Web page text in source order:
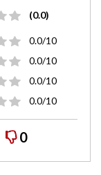
(0.0)
0.0/10
0.0/10
0.0/10
0.0/10
0